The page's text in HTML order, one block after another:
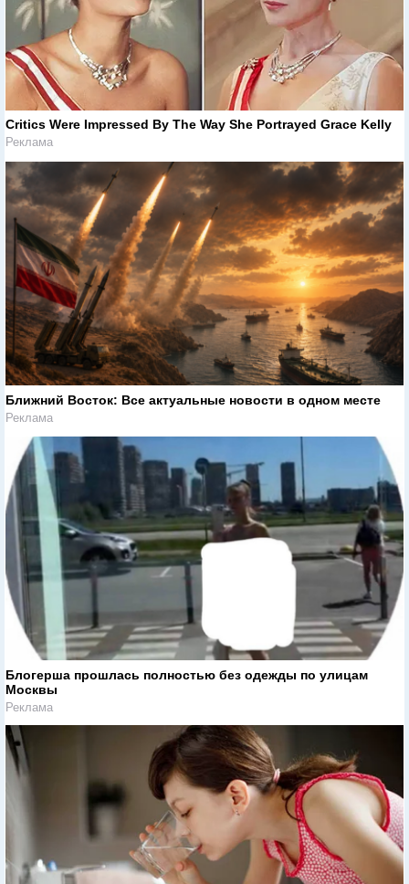
Critics Were Impressed By The Way She Portrayed Grace Kelly
Реклама
Ближний Восток: Все актуальные новости в одном месте
Реклама
Блогерша прошлась полностью без одежды по улицам
Москвы
Реклама